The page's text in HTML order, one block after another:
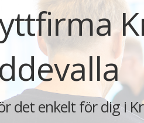
det enkelt för dig i